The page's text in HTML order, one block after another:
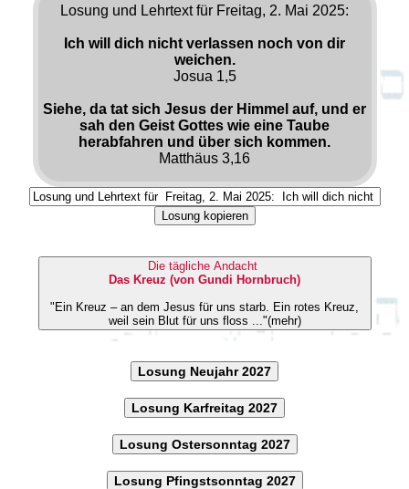
Losung und Lehrtext für Freitag, 2. Mai 2025:
Ich will dich nicht verlassen noch von dir
weichen.
Josua 1,5
Siehe, da tat sich Jesus der Himmel auf, und er
sah den Geist Gottes wie eine Taube
herabfahren und über sich kommen.
Matthäus 3,16
Losung kopieren
Die tägliche Andacht
Das Kreuz (von Gundi Hornbruch)
"Ein Kreuz – an dem Jesus für uns starb. Ein rotes Kreuz,
weil sein Blut für uns floss ..."(mehr)
Losung Neujahr 2027
Losung Karfreitag 2027
Losung Ostersonntag 2027
Losung Pfingstsonntag 2027